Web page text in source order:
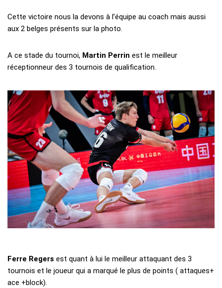
Cette victoire nous la devons à l’équipe au coach mais aussi
aux 2 belges présents sur la photo.
A ce stade du tournoi, Martin Perrin est le meilleur
réceptionneur des 3 tournois de qualification.
Ferre Regers est quant à lui le meilleur attaquant des 3
tournois et le joueur qui a marqué le plus de points ( attaques+
ace +block).